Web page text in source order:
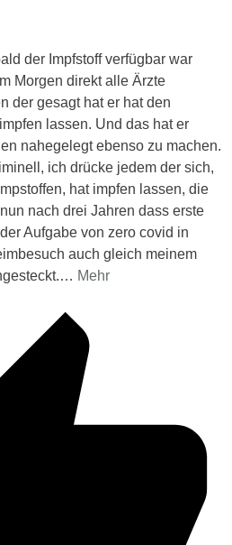
der Impfstoff verfügbar war
Morgen direkt alle Ärzte
der gesagt hat er hat den
lassen. Und das hat er
nahegelegt ebenso zu machen.
ich drücke jedem der sich,
hat impfen lassen, die
nach drei Jahren dass erste
Aufgabe von zero covid in
auch gleich meinem
… Mehr